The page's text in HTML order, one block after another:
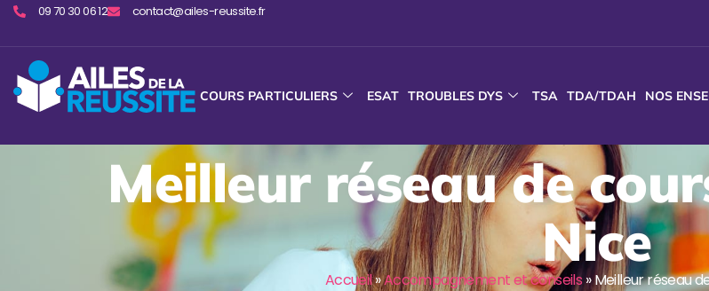
09 70 30 06 12 contact@ailes-reussite.fr
COURS PARTICULIERS ESAT TROUBLES DYS TSA TDA/TDAH NOS
Meilleur réseau de
Nice
Accueil»Accompagnement et conseils»Meilleur réseau